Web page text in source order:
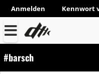
Anmelden Kennwort
#barsch